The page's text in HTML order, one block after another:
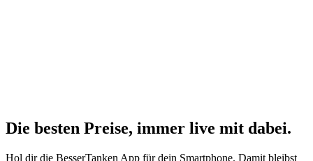
Die besten Preise, immer live mit dabei.
Hol dir die BesserTanken App für dein Smartphone. Damit bleibst